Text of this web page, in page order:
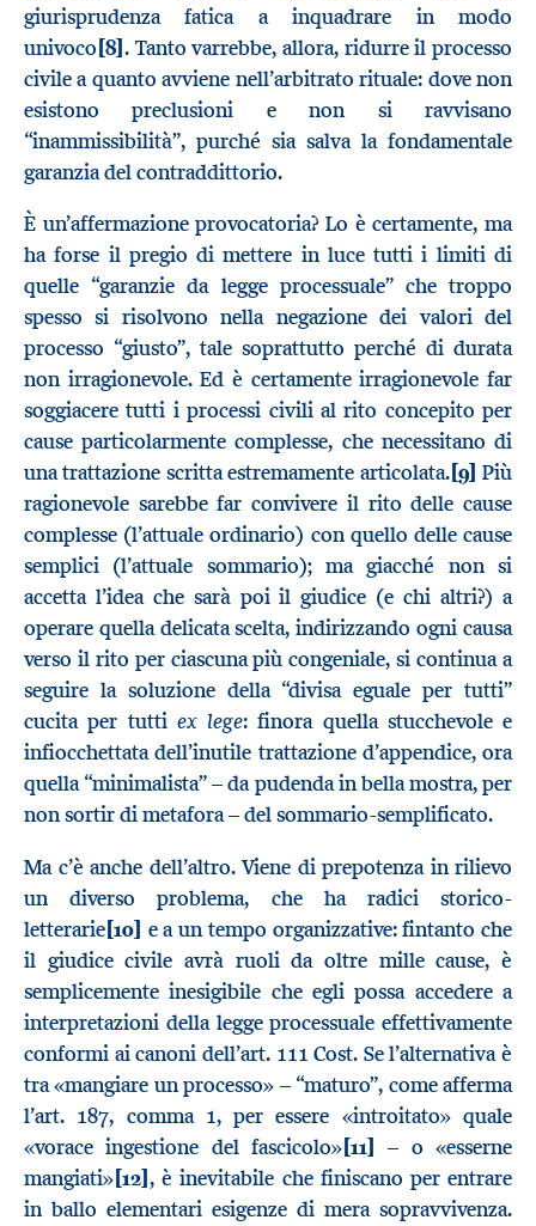
giurisprudenza fatica a inquadrare in modo
univoco [8]. Tanto varrebbe, allora, ridurre il processo
civile a quanto avviene nell’arbitrato rituale: dove non
esistono preclusioni e non si ravvisano
“inammissibilità”, purché sia salva la fondamentale
garanzia del contraddittorio.
È un’affermazione provocatoria? Lo è certamente, ma
ha forse il pregio di mettere in luce tutti i limiti di
quelle “garanzie da legge processuale” che troppo
spesso si risolvono nella negazione dei valori del
processo “giusto”, tale soprattutto perché di durata
non irragionevole. Ed è certamente irragionevole far
soggiacere tutti i processi civili al rito concepito per
cause particolarmente complesse, che necessitano di
una trattazione scritta estremamente articolata.[9] Più
ragionevole sarebbe far convivere il rito delle cause
complesse (l’attuale ordinario) con quello delle cause
semplici (l’attuale sommario); ma giacché non si
accetta l’idea che sarà poi il giudice (e chi altri?) a
operare quella delicata scelta, indirizzando ogni causa
verso il rito per ciascuna più congeniale, si continua a
seguire la soluzione della “divisa eguale per tutti”
cucita per tutti ex lege: finora quella stucchevole e
infiocchettata dell’inutile trattazione d’appendice, ora
quella “minimalista” – da pudenda in bella mostra, per
non sortir di metafora – del sommario-semplificato.
Ma c’è anche dell’altro. Viene di prepotenza in rilievo
un diverso problema, che ha radici storico-
letterarie[10] e a un tempo organizzative: fintanto che
il giudice civile avrà ruoli da oltre mille cause, è
semplicemente inesigibile che egli possa accedere a
interpretazioni della legge processuale effettivamente
conformi ai canoni dell’art. 111 Cost. Se l’alternativa è
tra «mangiare un processo» – “maturo”, come afferma
l’art. 187, comma 1, per essere «introitato» quale
«vorace ingestione del fascicolo»[11]
– o «esserne
mangiati»[12], è inevitabile che finiscano per entrare
in ballo elementari esigenze di mera sopravvivenza.